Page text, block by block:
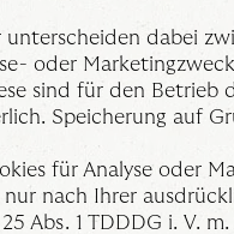
dabei
oder
sind für den Betrieb
Speicherung auf
für Analyse oder
nach Ihrer
Abs. 1 TDDDG i. V.